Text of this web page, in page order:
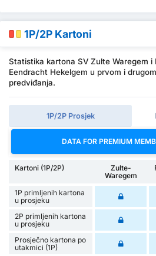
1P/2P Kartoni
Statistika kartona SV Zulte Waregem i
Eendracht Hekelgem u prvom i
predviđanja.
1P/2P Prosjek
DATA FOR PREMIUM
Kartoni (1P/2P)
Zulte-
Waregem
1P primljenih kartona
u prosjeku
2P primljenih kartona
u prosjeku
Prosječno kartona po
utakmici (1P)